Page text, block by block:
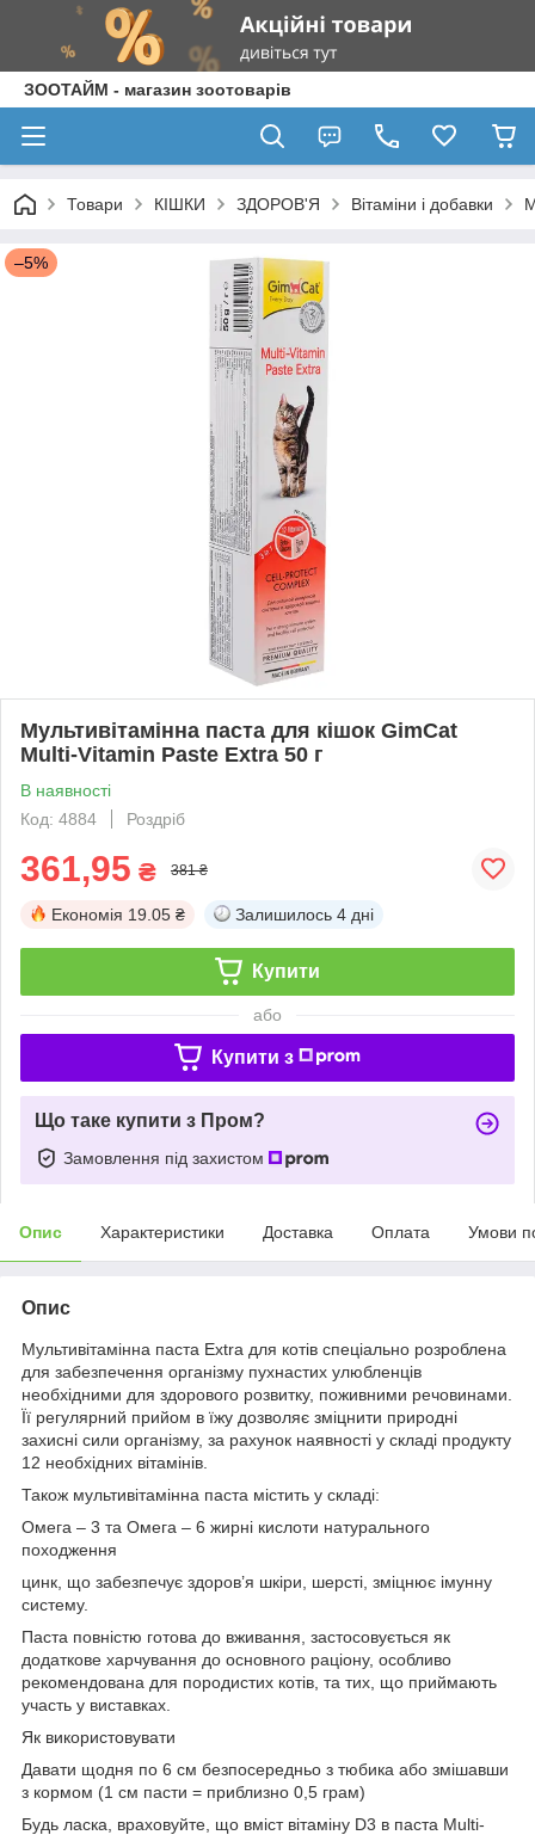
ЗООТАЙМ - магазин зоотоварів
Товари КІШКИ ЗДОРОВ'Я Вітаміни і добавки
–5%
Мультивітамінна паста для кішок GimCat
Multi-Vitamin Paste Extra 50 г
В наявності
Код: 4884
Роздріб
361,95 ₴ 381 ₴
Економія 19.05 ₴ Залишилось 4 дні
Купити
або
Купити з
Що таке купити з Пром?
Замовлення під захистом
Опис Характеристики Доставка Оплата Умови
Опис
Мультивітамінна паста Extra для котів спеціально розроблена
для забезпечення організму пухнастих улюбленців
необхідними для здорового розвитку, поживними речовинами.
Її регулярний прийом в їжу дозволяє зміцнити природні
захисні сили організму, за рахунок наявності у складі продукту
12 необхідних вітамінів.
Також мультивітамінна паста містить у складі:
Омега – 3 та Омега – 6 жирні кислоти натурального
походження
цинк, що забезпечує здоров’я шкіри, шерсті, зміцнює імунну
систему.
Паста повністю готова до вживання, застосовується як
додаткове харчування до основного раціону, особливо
рекомендована для породистих котів, та тих, що приймають
участь у виставках.
Як використовувати
Давати щодня по 6 см безпосередньо з тюбика або змішавши
з кормом (1 см пасти = приблизно 0,5 грам)
Будь ласка, враховуйте, що вміст вітаміну D3 в паста Multi-